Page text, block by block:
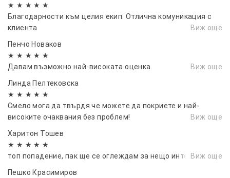
★ ★ ★ ★ ★
Благодарности към целия екип. Отлична комуникация с
клиента
Виж още
Пенчо Новаков
★ ★ ★ ★ ★
Давам възможно най-високата оценка.
Виж още
Линда Пелтековска
★ ★ ★ ★ ★
Смело мога да твърдя че можете да покриете и най-
високите очаквания без проблем!
Виж още
Харитон Тошев
★ ★ ★ ★ ★
топ попадение, пак ще се оглеждам за нещо интересно
Виж още
Пешко Красимиров